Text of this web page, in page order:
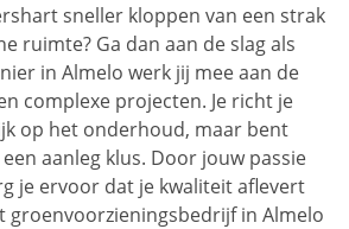
sneller kloppen van een strak
ruimte? Ga dan aan de slag als
in Almelo werk jij mee aan de
complexe projecten. Je richt je
op het onderhoud, maar bent
aanleg klus. Door jouw passie
je ervoor dat je kwaliteit aflevert
groenvoorzieningsbedrijf in Almelo